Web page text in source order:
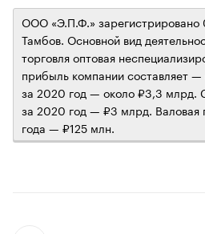
ООО «Э.П.Ф.» зарегистрировано
Тамбов. Основной вид
торговля оптовая
прибыль компании составляет
за 2020 год — около ₽3,3 млрд.
за 2020 год — ₽3 млрд. Валовая
года — ₽125 млн.